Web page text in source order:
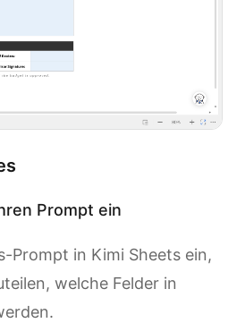
Prompt ein
Prompt in Kimi Sheets ein,
welche Felder in